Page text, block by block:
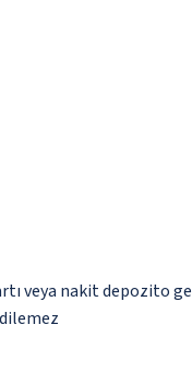
veya nakit depozito